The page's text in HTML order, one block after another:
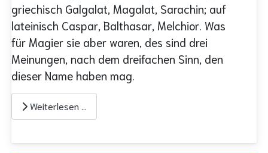
griechisch Galgalat, Magalat, Sarachin; auf
lateinisch Caspar, Balthasar, Melchior. Was
für Magier sie aber waren, des sind drei
Meinungen, nach dem dreifachen Sinn, den
dieser Name haben mag.
Weiterlesen …